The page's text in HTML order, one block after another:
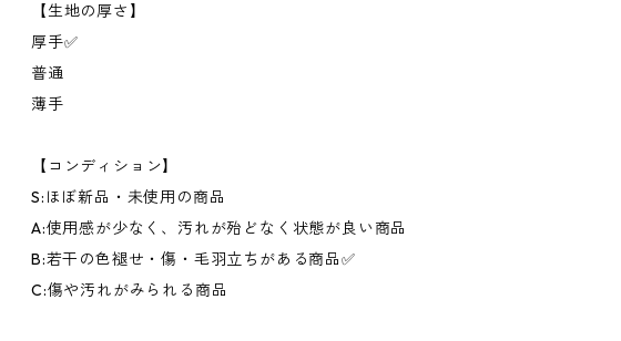
【生地の厚さ】
厚手✅
普通
薄手
【コンディション】
S:ほぼ新品・未使用の商品
A:使用感が少なく、汚れが殆どなく状態が良い商品
B:若干の色褪せ・傷・毛羽立ちがある商品✅
C:傷や汚れがみられる商品